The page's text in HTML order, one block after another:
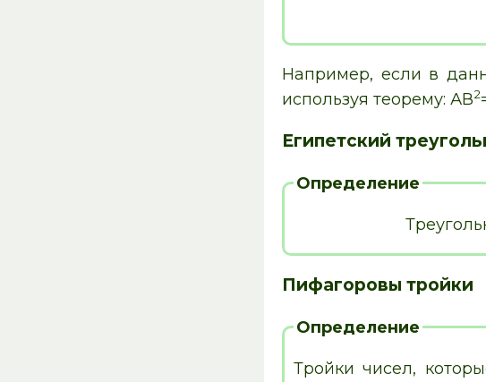
Например, если в
используя теорему: АВ2
Египетский
Определение
Пифагоровы тройки
Определение
Тройки чисел,